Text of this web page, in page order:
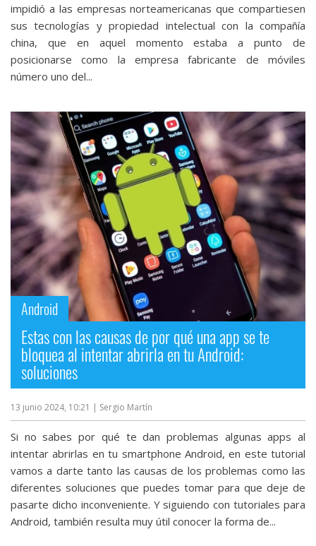
impidió a las empresas norteamericanas que compartiesen
sus tecnologías y propiedad intelectual con la compañía
china, que en aquel momento estaba a punto de
posicionarse como la empresa fabricante de móviles
número uno del...
Android
Estas con las causas de por qué una app se te
bloquea al intentar abrirla en tu Android:
soluciones
13 junio 2024, 10:21 | Sergio Martín
Si no sabes por qué te dan problemas algunas apps al
intentar abrirlas en tu smartphone Android, en este tutorial
vamos a darte tanto las causas de los problemas como las
diferentes soluciones que puedes tomar para que deje de
pasarte dicho inconveniente. Y siguiendo con tutoriales para
Android, también resulta muy útil conocer la forma de...